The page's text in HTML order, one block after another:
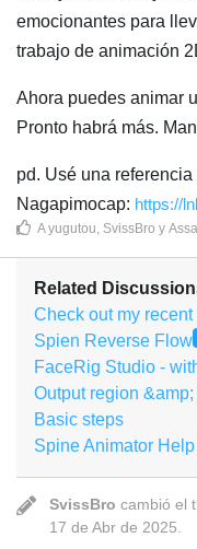
emocionantes para
trabajo de animación
Ahora puedes animar
Pronto habrá más.
pd. Usé una
Nagapimocap: https://
Ayugutou SvissBro y
Related
Check out my
Spien Reverse Flow
FaceRig Studio -
Output region
Basic steps
Spine Animator
SvissBro cambió el
17 de Abr de 2025